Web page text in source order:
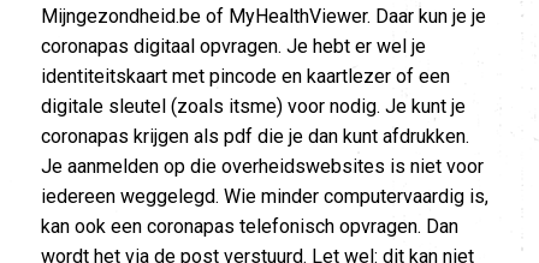
Mijngezondheid.be of MyHealthViewer. Daar kun je je
coronapas digitaal opvragen. Je hebt er wel je
identiteitskaart met pincode en kaartlezer of een
digitale sleutel (zoals itsme) voor nodig. Je kunt je
coronapas krijgen als pdf die je dan kunt afdrukken.
Je aanmelden op die overheidswebsites is niet voor
iedereen weggelegd. Wie minder computervaardig is,
kan ook een coronapas telefonisch opvragen. Dan
wordt het via de post verstuurd. Let wel: dit kan niet